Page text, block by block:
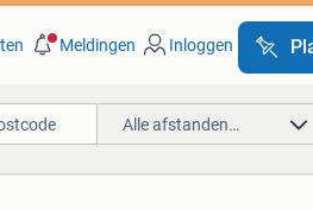
Meldingen Inloggen
Alle afstanden…